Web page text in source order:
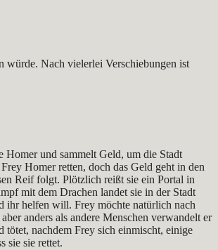
würde. Nach vielerlei Verschiebungen ist
und sammelt Geld, um die Stadt
Homer retten, doch das Geld geht in den
Reif folgt. Plötzlich reißt sie ein Portal in
mit dem Drachen landet sie in der Stadt
ihr helfen will. Frey möchte natürlich nach
anders als andere Menschen verwandelt er
tötet, nachdem Frey sich einmischt, einige
sie sie rettet.